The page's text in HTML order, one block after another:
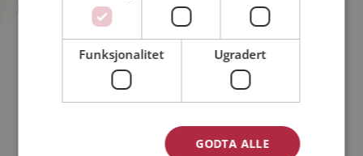
Søker kvinne 26 - 35 år
Virker ikke denne single personen
hyggelig? Det tar bare ett minutt å bli
finne ut alt om Falke.
Funksjonalitet Ugradert
GODTA ALLE